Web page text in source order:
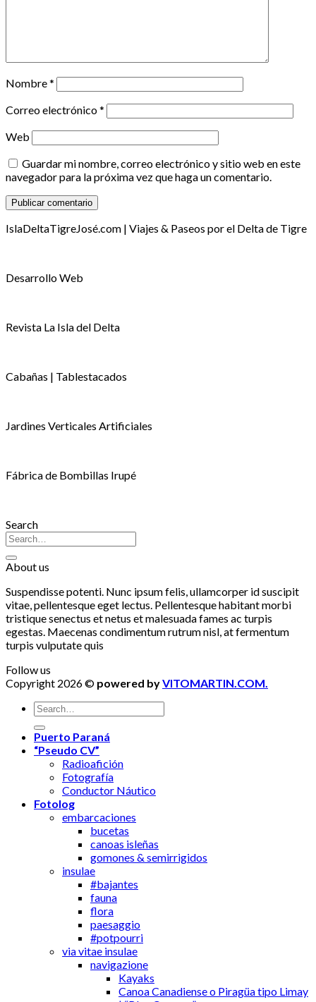
Nombre*
Correo electrónico*
Web
Guardar mi nombre, correo electrónico y sitio web en este
navegador para la próxima vez que haga un comentario.
IslaDeltaTigreJosé.com | Viajes & Paseos por el Delta de Tigre
Desarrollo Web
Revista La Isla del Delta
Cabañas | Tablestacados
Jardines Verticales Artificiales
Fábrica de Bombillas Irupé
Search
About us
Suspendisse potenti. Nunc ipsum felis, ullamcorper id suscipit
vitae, pellentesque eget lectus. Pellentesque habitant morbi
tristique senectus et netus et malesuada fames ac turpis
egestas. Maecenas condimentum rutrum nisl, at fermentum
turpis vulputate quis
Follow us
Copyright 2026 © powered byVITOMARTIN.COM.
Puerto Paraná
“Pseudo CV”
Radioafición
Fotografía
Conductor Náutico
Fotolog
embarcaciones
bucetas
canoas isleñas
gomones & semirrigidos
insulae
#bajantes
fauna
flora
paesaggio
#potpourri
via vitae insulae
navigazione
Kayaks
Canoa Canadiense o Piragüa tipo Limay